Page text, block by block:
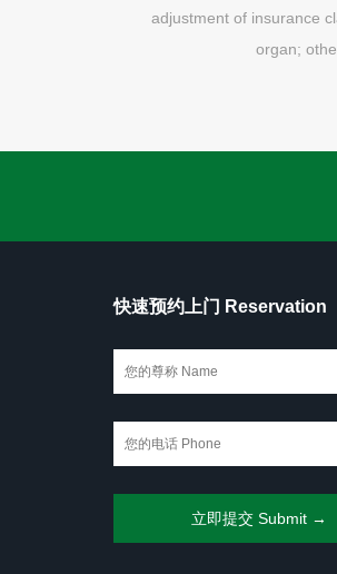
adjustment of insurance
organ;
快速预约上门 Reservation